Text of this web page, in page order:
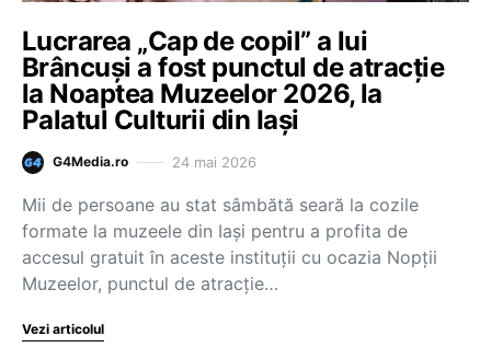
Lucrarea „Cap de copil” a lui
Brâncuși a fost punctul de atracție
la Noaptea Muzeelor 2026, la
Palatul Culturii din Iași
G4Media.ro 24 mai 2026
Mii de persoane au stat sâmbătă seară la cozile
formate la muzeele din Iaşi pentru a profita de
accesul gratuit în aceste instituţii cu ocazia Nopţii
Muzeelor, punctul de atracţie…
Vezi articolul